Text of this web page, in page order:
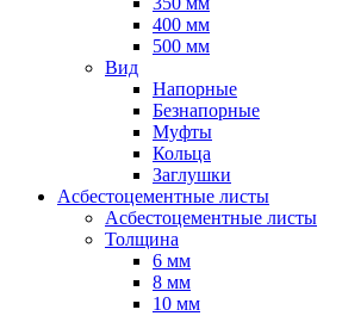
400 мм
500 мм
Вид
Напорные
Безнапорные
Муфты
Кольца
Заглушки
Асбестоцементные листы
Асбестоцементные листы
Толщина
6 мм
8 мм
10 мм